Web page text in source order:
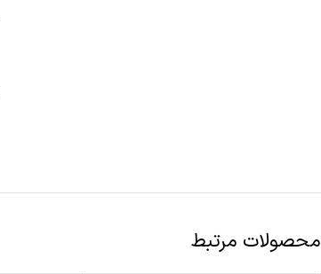
محصولات مرتبط